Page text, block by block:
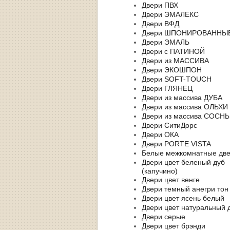
Двери ПВХ
Двери ЭМАЛЕКС
Двери ВФД
Двери
Двери ЭМАЛЬ
Двери с ПАТИНОЙ
Двери из МАССИВА
Двери ЭКОШПОН
Двери SOFT-TOUCH
Двери ГЛЯНЕЦ
Двери из массива ДУБА
Двери из массива ОЛЬХИ
Двери из массива
Двери СитиДорс
Двери ОКА
Двери PORTE VISTA
Белые межкомнатные
Двери цвет беленый дуб
(капучино)
Двери цвет венге
Двери темный анегри
Двери цвет ясень белый
Двери цвет натуральный
Двери серые
Двери цвет брэнди